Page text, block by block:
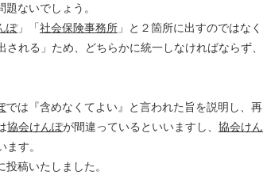
ないでしょう。
ぽ」「社会保険事務所 」と２箇所に出すのではなく
される」ため、どちらかに統一しなければならず、
では『含めなくてよい』と言われた旨を説明し、再
協会けんぽが間違っているといいますし、 協会けん
す。
稿いたしました。